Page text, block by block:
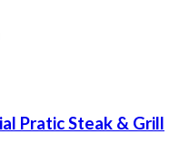
Pratic Steak & Grill